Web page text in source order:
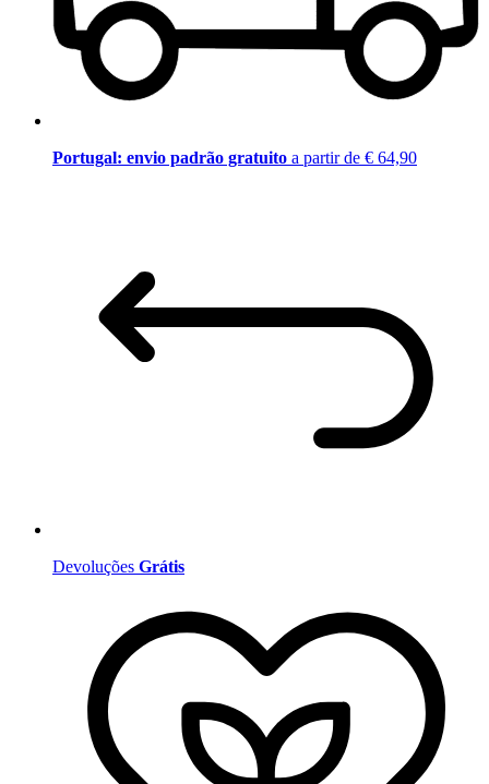
Portugal: envio padrão gratuito a partir de € 64,90
Devoluções Grátis